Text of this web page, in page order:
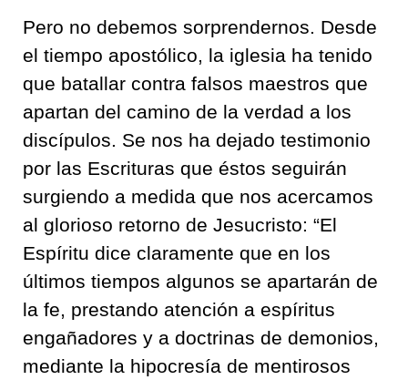
Pero no debemos sorprendernos. Desde
el tiempo apostólico, la iglesia ha tenido
que batallar contra falsos maestros que
apartan del camino de la verdad a los
discípulos. Se nos ha dejado testimonio
por las Escrituras que éstos seguirán
surgiendo a medida que nos acercamos
al glorioso retorno de Jesucristo: “El
Espíritu dice claramente que en los
últimos tiempos algunos se apartarán de
la fe, prestando atención a espíritus
engañadores y a doctrinas de demonios,
mediante la hipocresía de mentirosos